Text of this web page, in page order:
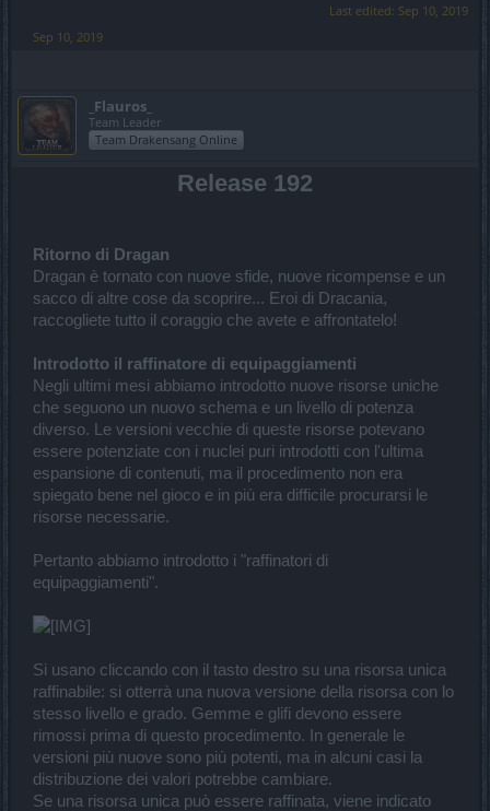
Last edited: Sep 10, 2019
Sep 10, 2019
_Flauros_
Team Leader
Team Drakensang Online
Release 192
Ritorno di Dragan
Dragan è tornato con nuove sfide, nuove ricompense e un
sacco di altre cose da scoprire... Eroi di Dracania,
raccogliete tutto il coraggio che avete e affrontatelo!
Introdotto il raffinatore di equipaggiamenti
Negli ultimi mesi abbiamo introdotto nuove risorse uniche
che seguono un nuovo schema e un livello di potenza
diverso. Le versioni vecchie di queste risorse potevano
essere potenziate con i nuclei puri introdotti con l'ultima
espansione di contenuti, ma il procedimento non era
spiegato bene nel gioco e in più era difficile procurarsi le
risorse necessarie.
Pertanto abbiamo introdotto i "raffinatori di
equipaggiamenti".
Si usano cliccando con il tasto destro su una risorsa unica
raffinabile: si otterrà una nuova versione della risorsa con lo
stesso livello e grado. Gemme e glifi devono essere
rimossi prima di questo procedimento. In generale le
versioni più nuove sono più potenti, ma in alcuni casi la
distribuzione dei valori potrebbe cambiare.
Se una risorsa unica può essere raffinata, viene indicato